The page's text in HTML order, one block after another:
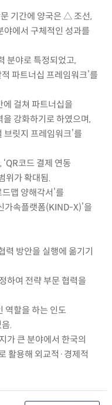
기간에 양국은 △ 조선,
에서 구체적인 성과를
분야로 특정되었고,
파트너십 프레임워크’를
걸쳐 파트너십을
강화하기로 하였으며,
브릿지 프레임워크’를
코드 결제 연동
위가 확대됨.
맵 양해각서’를
가속플랫폼(KIND-X)’을
력 방안을 실행에 옮기기
하여 전략 부문 협력을
역할을 하는 인도
.
가 큰 분야에서 한국의
활용해 외교적·경제적